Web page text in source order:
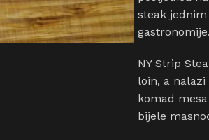
steak
gastronomije.
NY Strip
loin, a
komad
bijele